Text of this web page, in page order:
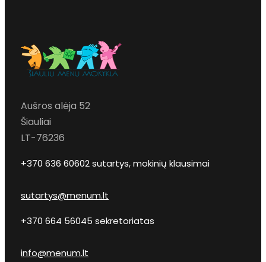
Aušros alėja 52
Šiauliai
LT-76236
+370 636 60602 sutartys, mokinių klausimai
sutartys@menum.lt
+370 664 56045 sekretoriatas
info@menum.lt